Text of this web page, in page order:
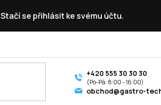
se přihlásit ke svému účtu.
+420 555 30 30 30
obchod@gastro-